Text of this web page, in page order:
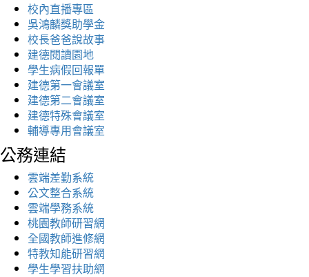
校內直播專區
吳鴻麟獎助學金
校長爸爸說故事
建德閱讀園地
學生病假回報單
建德第一會議室
建德第二會議室
建德特殊會議室
輔導專用會議室
公務連結
雲端差勤系統
公文整合系統
雲端學務系統
桃園教師研習網
全國教師進修網
特教知能研習網
學生學習扶助網